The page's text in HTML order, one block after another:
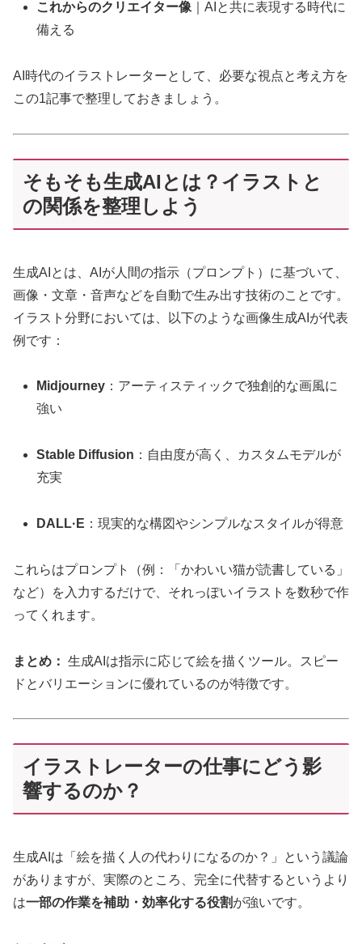
これからのクリエイター像 ｜AIと共に表現する時代に
備える
AI時代のイラストレーターとして、必要な視点と考え方を
この1記事で整理しておきましょう。
そもそも生成AIとは？イラストと
の関係を整理しよう
生成AIとは、AIが人間の指示（プロンプト）に基づいて、
画像・文章・音声などを自動で生み出す技術のことです。
イラスト分野においては、以下のような画像生成AIが代表
例です：
Midjourney ：アーティスティックで独創的な画風に
強い
Stable Diffusion ：自由度が高く、カスタムモデルが
充実
DALL·E ：現実的な構図やシンプルなスタイルが得意
これらはプロンプト（例：「かわいい猫が読書している」
など）を入力するだけで、それっぽいイラストを数秒で作
ってくれます。
まとめ： 生成AIは指示に応じて絵を描くツール。スピー
ドとバリエーションに優れているのが特徴です。
イラストレーターの仕事にどう影
響するのか？
生成AIは「絵を描く人の代わりになるのか？」という議論
がありますが、実際のところ、完全に代替するというより
は一部の作業を補助・効率化する役割が強いです。